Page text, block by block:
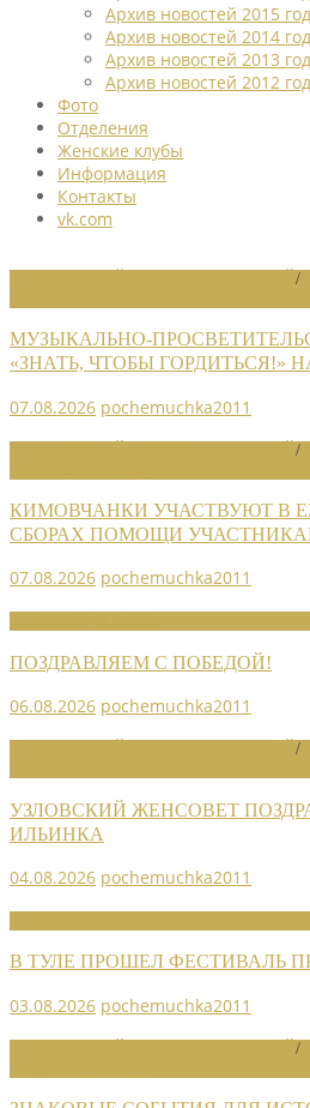
Архив новостей 2015 год
Архив новостей 2014 год
Архив новостей 2013 год
Архив новостей 2012 год
Фото
Отделения
Женские клубы
Информация
Контакты
vk.com
/
МУЗЫКАЛЬНО-
«ЗНАТЬ, ЧТОБЫ ГОРДИТЬСЯ!»
07.08.2026 pochemuchka2011
/
КИМОВЧАНКИ УЧАСТВУЮТ В
СБОРАХ ПОМОЩИ
07.08.2026 pochemuchka2011
ПОЗДРАВЛЯЕМ С ПОБЕДОЙ!
06.08.2026 pochemuchka2011
/
УЗЛОВСКИЙ ЖЕНСОВЕТ
ИЛЬИНКА
04.08.2026 pochemuchka2011
В ТУЛЕ ПРОШЕЛ ФЕСТИВАЛЬ
03.08.2026 pochemuchka2011
/